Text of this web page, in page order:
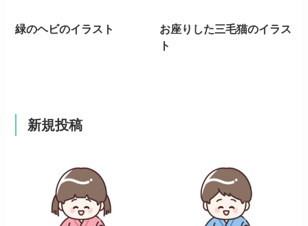
緑のヘビのイラスト
お座りした三毛猫のイラス
ト
新規投稿